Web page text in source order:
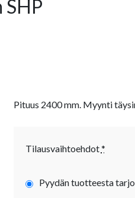
Pituus 2400 mm. Myynti
Tilausvaihtoehdot*
Pyydän tuotteesta